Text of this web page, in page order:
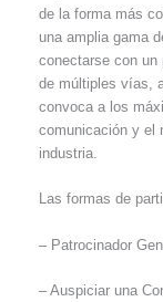
de la forma más
una amplia gama
conectarse con un
de múltiples vías,
convoca a los
comunicación y el
industria.
Las formas de
– Patrocinador
– Auspiciar una